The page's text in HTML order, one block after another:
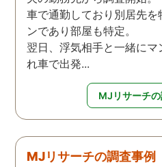
車で通勤しており別居先
ンであり部屋も特定。
翌日、浮気相手と一緒に
れ車で出発...
MJリサーチ
MJリサーチの調査事例